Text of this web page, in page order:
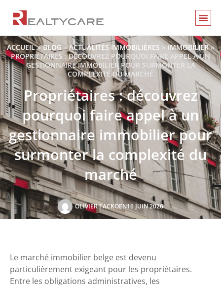
ACCUEIL»BLOG – ACTUALITÉS IMMOBILIÈRES »IMMOBILIER»
PROPRIÉTAIRES : DÉCOUVREZ POURQUOI FAIRE APPEL À UN
GESTIONNAIRE IMMOBILIER POUR SURMONTER LA
COMPLEXITÉ DU MARCHÉ
Propriétaires : découvrez
pourquoi faire appel à un
gestionnaire immobilier pour
surmonter la complexité du
marché
OLIVIER TACKOEN16 JUIN 2026
Le marché immobilier belge est devenu
particulièrement exigeant pour les propriétaires.
Entre les obligations administratives, les